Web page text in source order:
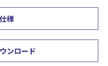
様
ンロード